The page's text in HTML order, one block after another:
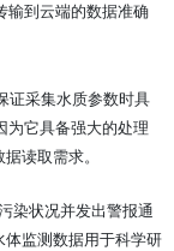
输到云端的数据准确
证采集水质参数时具
为它具备强大的处理
读取需求。
染状况并发出警报通
监测数据用于科学研